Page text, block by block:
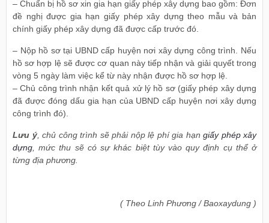
– Chuẩn bị hồ sơ xin gia hạn giấy phép xây dựng bao gồm: Đơn
đề nghị được gia hạn giấy phép xây dựng theo mẫu và bản
chính giấy phép xây dựng đã được cấp trước đó.
– Nộp hồ sơ tại UBND cấp huyện nơi xây dựng công trình. Nếu
hồ sơ hợp lệ sẽ được cơ quan này tiếp nhận và giải quyết trong
vòng 5 ngày làm việc kể từ này nhận được hồ sơ hợp lệ.
– Chủ công trình nhận kết quả xử lý hồ sơ (giấy phép xây dựng
đã được đóng dấu gia hạn của UBND cấp huyện nơi xây dựng
công trình đó).
Lưu ý, chủ công trình sẽ phải nộp lệ phí gia hạn giấy phép xây
dựng , mức thu sẽ có sự khác biệt tùy vào quy định cụ thể ở
từng địa phương.
( Theo Linh Phương / Baoxaydung )